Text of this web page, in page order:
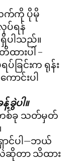
က်ကို ပိုမို
ပ်ရန်
ပါသည်။
ားပါ –
ခြင်းက ရုန်း
ောင်းပါ
ပါ။
စ်ခု သတ်မှတ်
င်ပါ—ဘယ်
ဆိုတာ သိထား